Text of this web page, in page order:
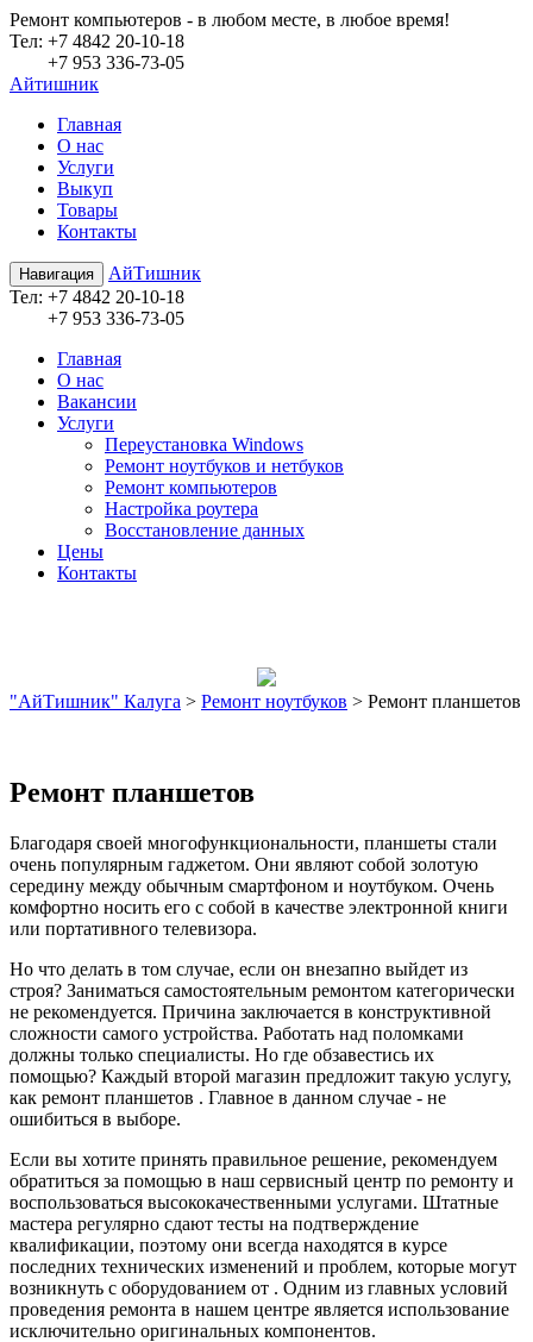
Ремонт компьютеров - в любом месте, в любое время!
Teл: +7 4842 20-10-18
+7 953 336-73-05
Айтишник
Главная
О нас
Услуги
Выкуп
Товары
Контакты
Навигация
АйТишник
Teл: +7 4842 20-10-18
+7 953 336-73-05
Главная
О нас
Вакансии
Услуги
Переустановка Windows
Ремонт ноутбуков и нетбуков
Ремонт компьютеров
Настройка роутера
Восстановление данных
Цены
Контакты
"АйТишник" Калуга > Ремонт ноутбуков > Ремонт планшетов
Ремонт планшетов
Благодаря своей многофункциональности, планшеты стали
очень популярным гаджетом. Они являют собой золотую
середину между обычным смартфоном и ноутбуком. Очень
комфортно носить его с собой в качестве электронной книги
или портативного телевизора.
Но что делать в том случае, если он внезапно выйдет из
строя? Заниматься самостоятельным ремонтом категорически
не рекомендуется. Причина заключается в конструктивной
сложности самого устройства. Работать над поломками
должны только специалисты. Но где обзавестись их
помощью? Каждый второй магазин предложит такую услугу,
как ремонт планшетов . Главное в данном случае - не
ошибиться в выборе.
Если вы хотите принять правильное решение, рекомендуем
обратиться за помощью в наш сервисный центр по ремонту и
воспользоваться высококачественными услугами. Штатные
мастера регулярно сдают тесты на подтверждение
квалификации, поэтому они всегда находятся в курсе
последних технических изменений и проблем, которые могут
возникнуть с оборудованием от . Одним из главных условий
проведения ремонта в нашем центре является использование
исключительно оригинальных компонентов.